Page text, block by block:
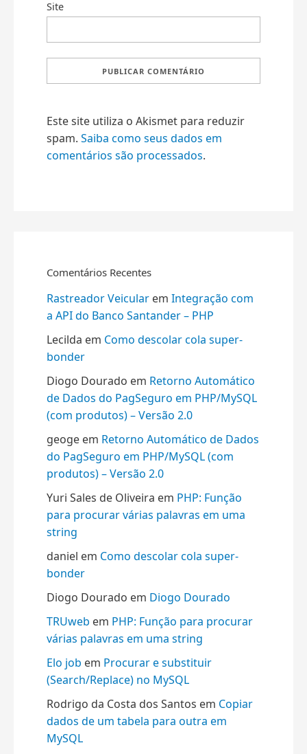
Site
Este site utiliza o Akismet para reduzir
spam. Saiba como seus dados em
comentários são processados.
Comentários Recentes
Rastreador Veicular em Integração com
a API do Banco Santander – PHP
Lecilda em Como descolar cola super-
bonder
Diogo Dourado em Retorno Automático
de Dados do PagSeguro em PHP/MySQL
(com produtos) – Versão 2.0
geoge em Retorno Automático de Dados
do PagSeguro em PHP/MySQL (com
produtos) – Versão 2.0
Yuri Sales de Oliveira em PHP: Função
para procurar várias palavras em uma
string
daniel em Como descolar cola super-
bonder
Diogo Dourado em Diogo Dourado
TRUweb em PHP: Função para procurar
várias palavras em uma string
Elo job em Procurar e substituir
(Search/Replace) no MySQL
Rodrigo da Costa dos Santos em Copiar
dados de um tabela para outra em
MySQL